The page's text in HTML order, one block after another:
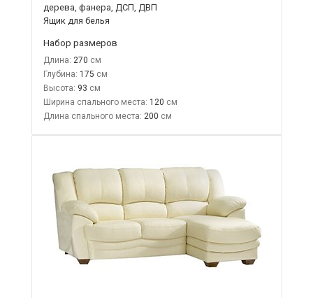
дерева, фанера, ДСП, ДВП
Ящик для белья
Набор размеров
Длина: 270
Глубина: 175
Высота: 93
Ширина спального места: 120
Длина спального места: 200